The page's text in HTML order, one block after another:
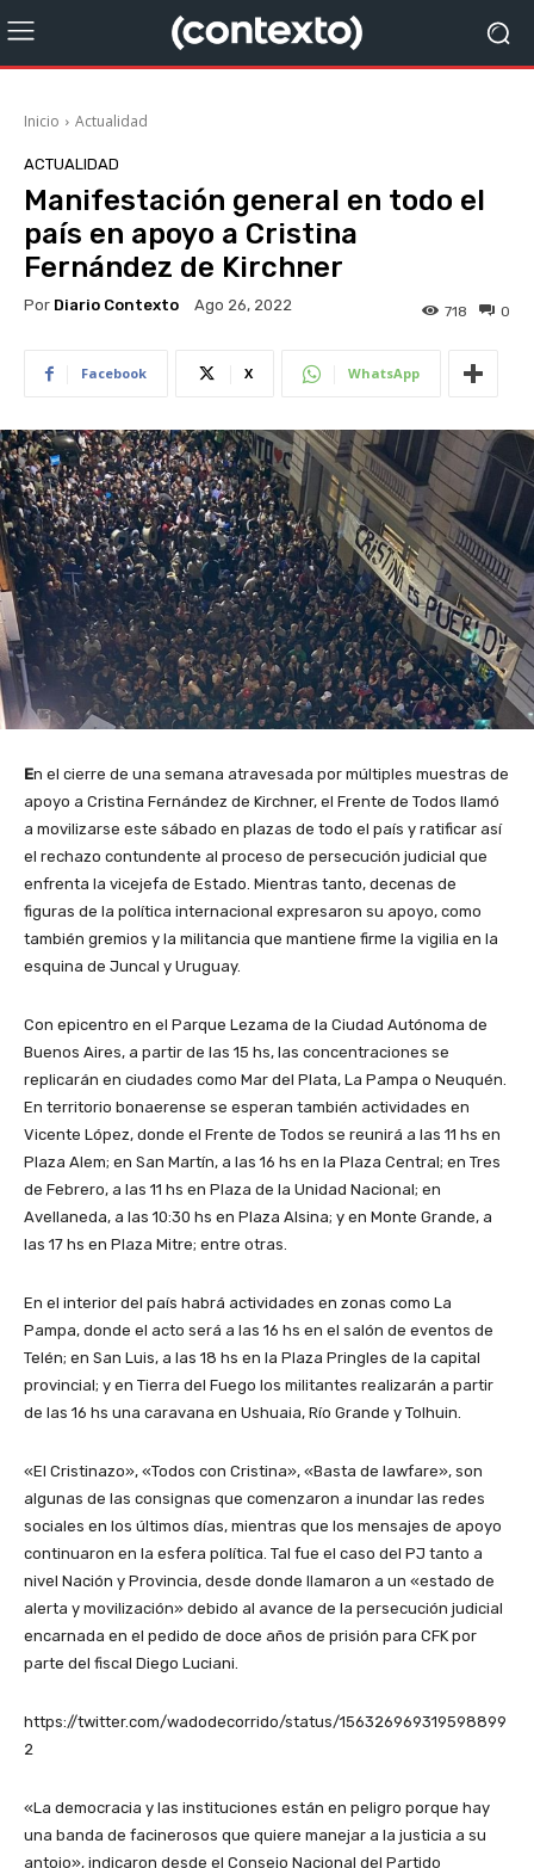
Inicio Actualidad
ACTUALIDAD
Manifestación general en todo el
país en apoyo a Cristina
Fernández de Kirchner
Por Diario Contexto Ago 26, 2022 0
718
Facebook X WhatsApp
En el cierre de una semana atravesada por múltiples muestras de
apoyo a Cristina Fernández de Kirchner, el Frente de Todos llamó
a movilizarse este sábado en plazas de todo el país y ratificar así
el rechazo contundente al proceso de persecución judicial que
enfrenta la vicejefa de Estado. Mientras tanto, decenas de
figuras de la política internacional expresaron su apoyo, como
también gremios y la militancia que mantiene firme la vigilia en la
esquina de Juncal y Uruguay.
Con epicentro en el Parque Lezama de la Ciudad Autónoma de
Buenos Aires, a partir de las 15 hs, las concentraciones se
replicarán en ciudades como Mar del Plata, La Pampa o Neuquén.
En territorio bonaerense se esperan también actividades en
Vicente López, donde el Frente de Todos se reunirá a las 11 hs en
Plaza Alem; en San Martín, a las 16 hs en la Plaza Central; en Tres
de Febrero, a las 11 hs en Plaza de la Unidad Nacional; en
Avellaneda, a las 10:30 hs en Plaza Alsina; y en Monte Grande, a
las 17 hs en Plaza Mitre; entre otras.
En el interior del país habrá actividades en zonas como La
Pampa, donde el acto será a las 16 hs en el salón de eventos de
Telén; en San Luis, a las 18 hs en la Plaza Pringles de la capital
provincial; y en Tierra del Fuego los militantes realizarán a partir
de las 16 hs una caravana en Ushuaia, Río Grande y Tolhuin.
«El Cristinazo», «Todos con Cristina», «Basta de lawfare», son
algunas de las consignas que comenzaron a inundar las redes
sociales en los últimos días, mientras que los mensajes de apoyo
continuaron en la esfera política. Tal fue el caso del PJ tanto a
nivel Nación y Provincia, desde donde llamaron a un «estado de
alerta y movilización» debido al avance de la persecución judicial
encarnada en el pedido de doce años de prisión para CFK por
parte del fiscal Diego Luciani.
https://twitter.com/wadodecorrido/status/156326969319598899
2
«La democracia y las instituciones están en peligro porque hay
una banda de facinerosos que quiere manejar a la justicia a su
antojo», indicaron desde el Consejo Nacional del Partido